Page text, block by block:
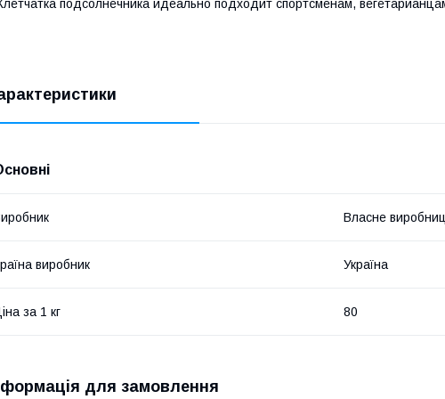
подсолнечника идеально подходит спортсменам,
Власне
виробник Україна
за 1 кг 80
для замовлення